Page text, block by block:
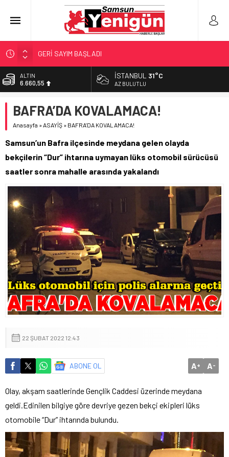
GERİ SAYIM BAŞLADI
SAMSUNSPOR’DA HEDEF 5’İNCİLİK!
‘BAFRA’YA YATIRIM YAPIN!’
YÖNETİCİ SEÇERKEN YAPILAN EN BÜYÜK HATALAR
ALTIN
6.660,55
13.779,39
DOLAR
55,1881
İSTANBUL 31°C
AZ BULUTLU
BAFRA’DA KOVALAMACA!
Anasayfa »ASAYİŞ » BAFRA’DA KOVALAMACA!
Samsun’un Bafra ilçesinde meydana gelen olayda
bekçilerin “Dur” ihtarına uymayan lüks otomobil sürücüsü
saatler sonra mahalle arasında yakalandı
22 ŞUBAT 2022 12:43
ABONE OL A+ A-
Olay, akşam saatlerinde Gençlik Caddesi üzerinde meydana
geldi.Edinilen bilgiye göre devriye gezen bekçi ekipleri lüks
otomobile “Dur” ihtarında bulundu.